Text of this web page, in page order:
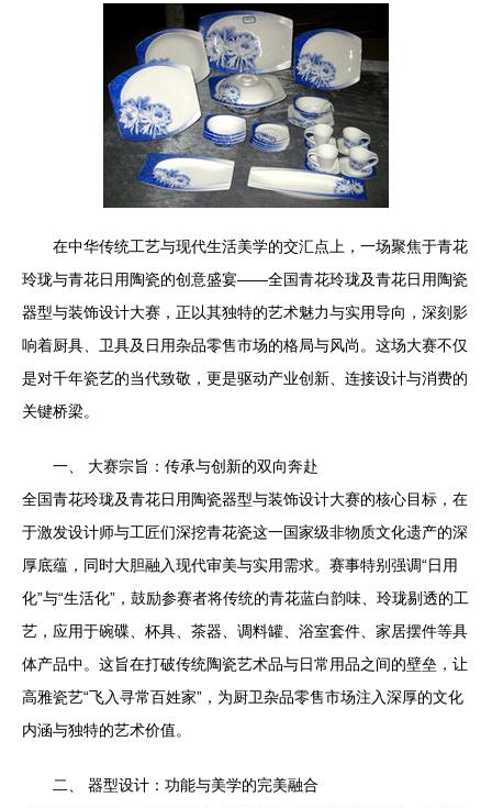
在中华传统工艺与现代生活美学的交汇点上，一场聚焦于青花
玲珑与青花日用陶瓷的创意盛宴——全国青花玲珑及青花日用陶瓷
器型与装饰设计大赛，正以其独特的艺术魅力与实用导向，深刻影
响着厨具、卫具及日用杂品零售市场的格局与风尚。这场大赛不仅
是对千年瓷艺的当代致敬，更是驱动产业创新、连接设计与消费的
关键桥梁。
一、 大赛宗旨：传承与创新的双向奔赴
全国青花玲珑及青花日用陶瓷器型与装饰设计大赛的核心目标，在
于激发设计师与工匠们深挖青花瓷这一国家级非物质文化遗产的深
厚底蕴，同时大胆融入现代审美与实用需求。赛事特别强调“日用
化”与“生活化”，鼓励参赛者将传统的青花蓝白韵味、玲珑剔透的工
艺，应用于碗碟、杯具、茶器、调料罐、浴室套件、家居摆件等具
体产品中。这旨在打破传统陶瓷艺术品与日常用品之间的壁垒，让
高雅瓷艺“飞入寻常百姓家”，为厨卫杂品零售市场注入深厚的文化
内涵与独特的艺术价值。
二、 器型设计：功能与美学的完美融合